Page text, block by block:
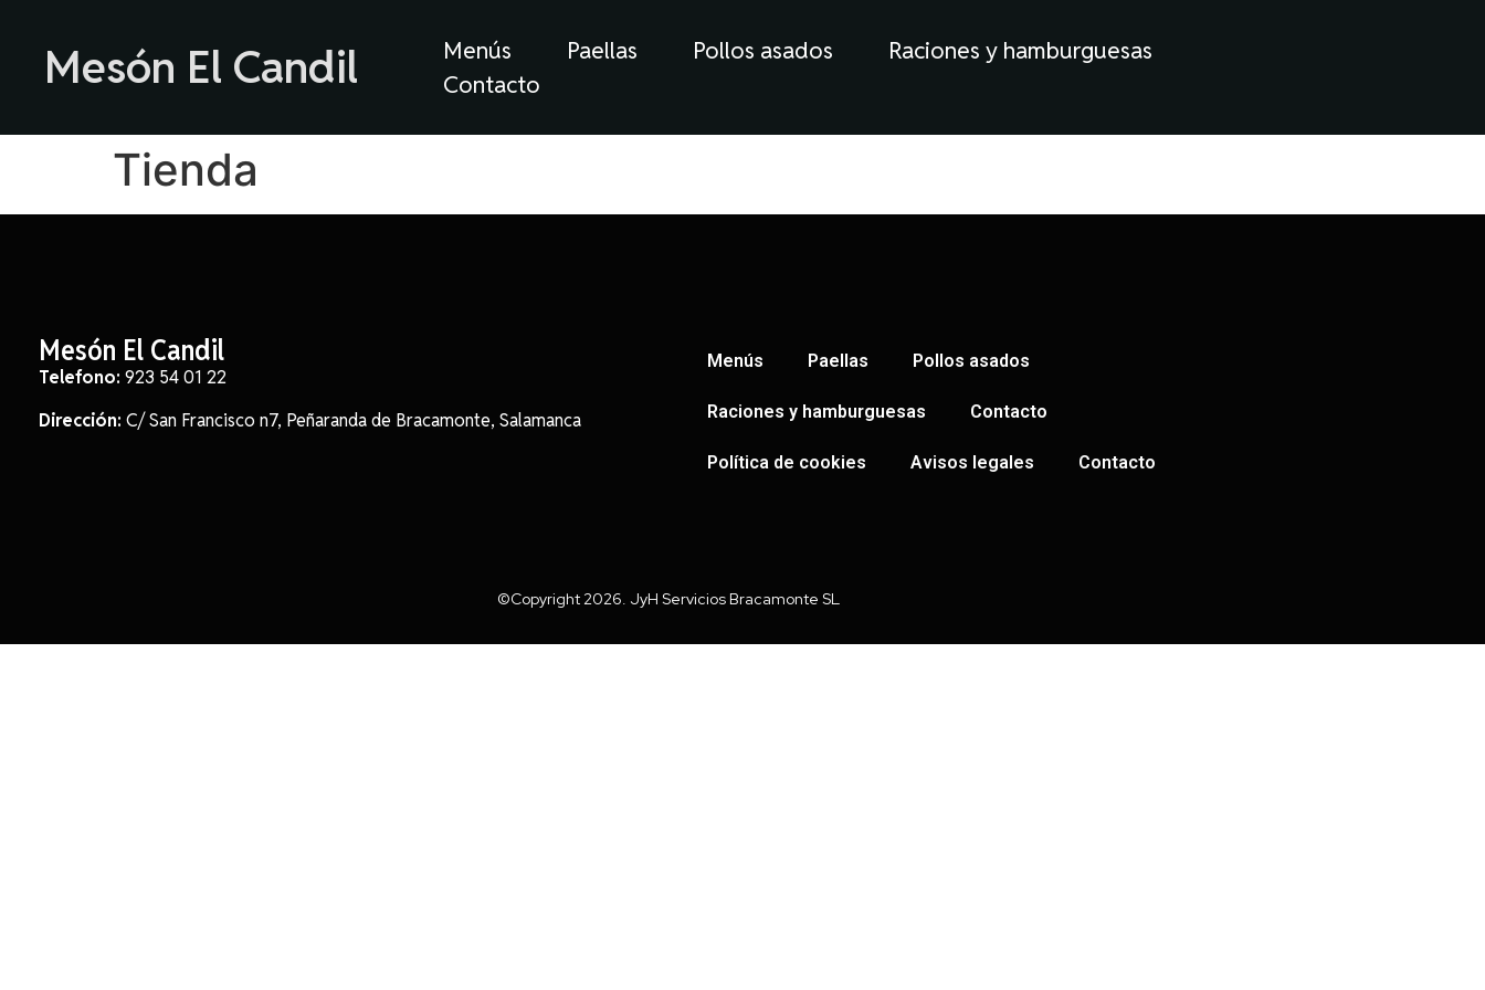
Mesón El Candil Menús Paellas Pollos asados
Raciones y hamburguesas
Contacto
Tienda
Mesón El Candil
Telefono: 923 54 01 22
Dirección: C/ San Francisco n7, Peñaranda de Bracamonte, Salamanca
Menús Paellas Pollos asados
Raciones y hamburguesas Contacto
Política de cookies Avisos legales Contacto
©Copyright 2026. JyH Servicios Bracamonte SL